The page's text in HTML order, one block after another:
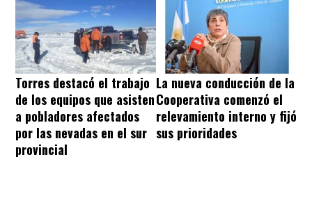
Torres destacó el trabajo
de los equipos que asisten
a pobladores afectados
por las nevadas en el sur
provincial
La nueva conducción de la
Cooperativa comenzó el
relevamiento interno y fijó
sus prioridades